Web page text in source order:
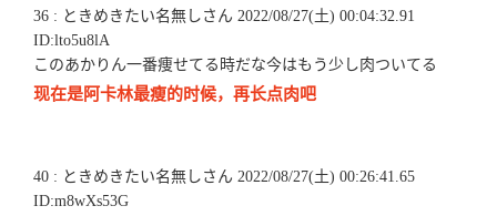
36 : ときめきたい名無しさん 2022/08/27(土) 00:04:32.91
ID:lto5u8lA
このあかりん一番痩せてる時だな今はもう少し肉ついてる
现在是阿卡林最瘦的时候，再长点肉吧
40 : ときめきたい名無しさん 2022/08/27(土) 00:26:41.65
ID:m8wXs53G